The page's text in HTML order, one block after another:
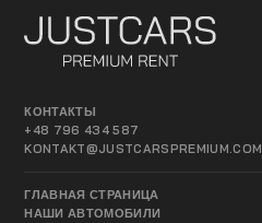
КОНТАКТЫ
+48 796 434 587
KONTAKT@JUSTCARSPREMIUM.COM
ГЛАВНАЯ СТРАНИЦА
НАШИ АВТОМОБИЛИ